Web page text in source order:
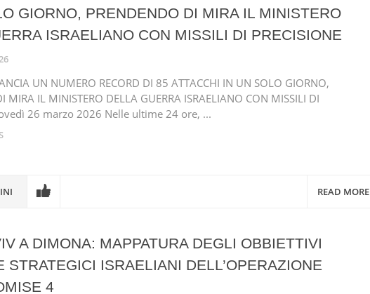
GIORNO, PRENDENDO DI MIRA IL MINISTERO
ISRAELIANO CON MISSILI DI PRECISIONE
UN NUMERO RECORD DI 85 ATTACCHI IN UN SOLO GIORNO,
MIRA IL MINISTERO DELLA GUERRA ISRAELIANO CON MISSILI DI
26 marzo 2026 Nelle ultime 24 ore, ...
READ MORE
A DIMONA: MAPPATURA DEGLI OBBIETTIVI
STRATEGICI ISRAELIANI DELL’OPERAZIONE
4